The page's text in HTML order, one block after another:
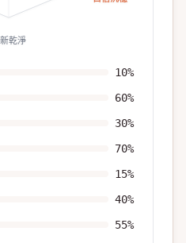
乾淨
10%
60%
30%
70%
15%
40%
55%